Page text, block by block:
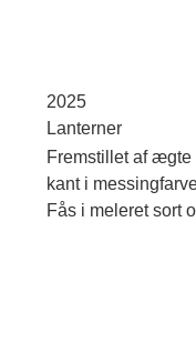
2025
Lanterner
Fremstillet af ægte
kant i
Fås i meleret sort